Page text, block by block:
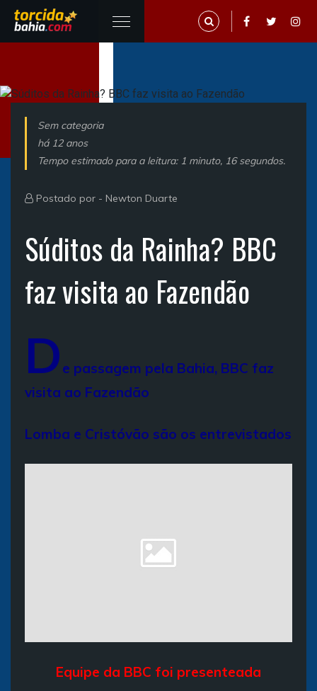
Sem categoria
há 12 anos
Tempo estimado para a leitura: 1 minuto, 16 segundos.
Postado por - Newton Duarte
Súditos da Rainha? BBC
faz visita ao Fazendão
D e passagem pela Bahia, BBC faz
visita ao Fazendão
Lomba e Cristóvão são os entrevistados
Equipe da BBC foi presenteada